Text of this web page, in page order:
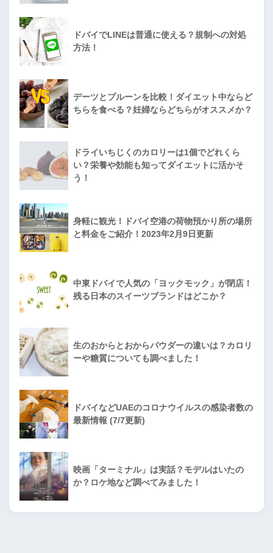
ドバイでLINEは普通に使える？規制への対処
方法！
デーツとプルーンを比較！ダイエット中ならど
ちらを食べる？妊婦ならどちらがオススメか？
ドライいちじくのカロリーは1個でどれくら
い？栄養や効能も知ってダイエットに活かそ
う！
身軽に観光！ドバイ空港の荷物預かり所の場所
と料金をご紹介！2023年2月9日更新
中東ドバイで人気の「ヨックモック」が閉店！
残る日本のスイーツブランドはどこか？
生のおからとおからパウダーの違いは？カロリ
ーや糖質についても調べました！
ドバイなどUAEのコロナウイルスの感染者数の
最新情報 (7/7更新)
映画「ターミナル」は実話？モデルはいたの
か？ロケ地など調べてみました！